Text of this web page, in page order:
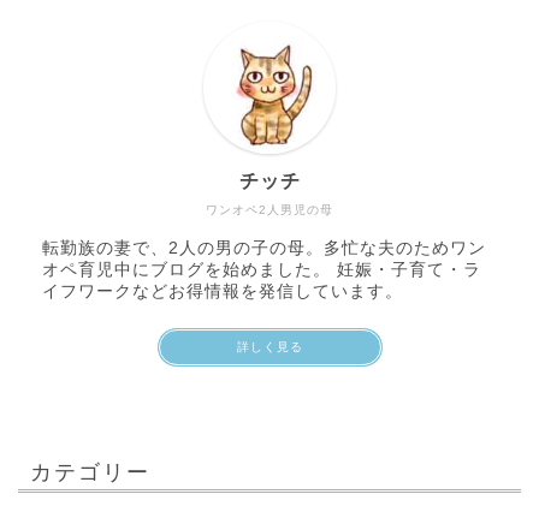
ワンオペ2人男児の母
チッチ
転勤族の妻で、2人の男の子の母。多忙な夫のためワン
オペ育児中にブログを始めました。 妊娠・子育て・ラ
イフワークなどお得情報を発信しています。
詳しく見る
カテゴリー